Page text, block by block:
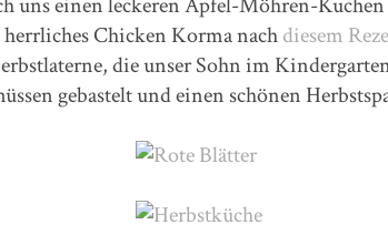
Chicken Korma nachdiesem
die unser Sohn im
gebastelt und einen schönen